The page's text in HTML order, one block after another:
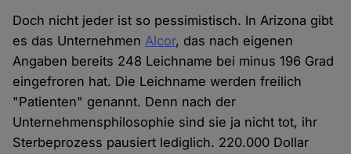
Doch nicht jeder ist so pessimistisch. In Arizona gibt
es das UnternehmenAlcor, das nach eigenen
Angaben bereits 248 Leichname bei minus 196 Grad
eingefroren hat. Die Leichname werden freilich
"Patienten" genannt. Denn nach der
Unternehmensphilosophie sind sie ja nicht tot, ihr
Sterbeprozess pausiert lediglich. 220.000 Dollar